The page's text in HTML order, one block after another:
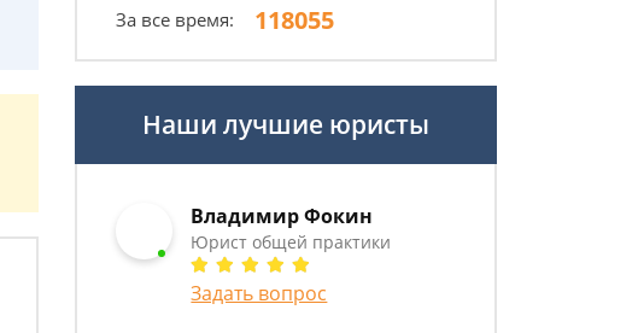
За все время: 118055
Наши лучшие юристы
Владимир Фокин
Юрист общей практики
Задать вопрос